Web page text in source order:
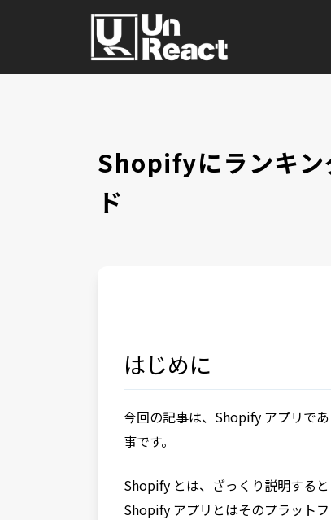
Shopifyにランキン
ド
はじめに
今回の記事は、Shopify アプリで
事です。
Shopify とは、ざっくり説明する
Shopify アプリとはそのプラット